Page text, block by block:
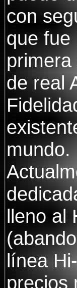
con
que fue
de real
mundo.
lleno al
línea
precios